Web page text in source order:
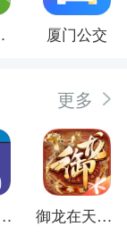
机 厦门公交
更多
假区 御龙在天手游